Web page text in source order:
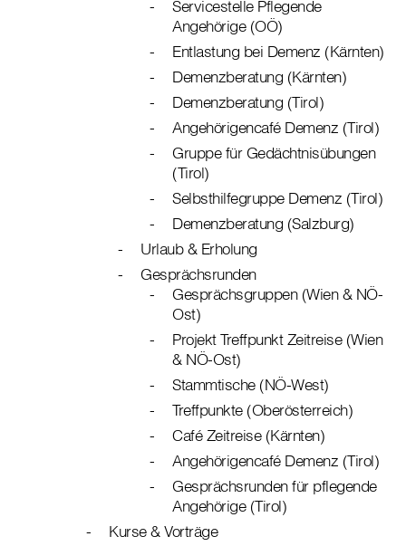
Servicestelle Pflegende
Angehörige (OÖ)
Entlastung bei Demenz (Kärnten)
Demenzberatung (Kärnten)
Demenzberatung (Tirol)
Angehörigencafé Demenz (Tirol)
Gruppe für Gedächtnisübungen
(Tirol)
Selbsthilfegruppe Demenz (Tirol)
Demenzberatung (Salzburg)
Urlaub & Erholung
Gesprächsrunden
Gesprächsgruppen (Wien & NÖ-
Ost)
Projekt Treffpunkt Zeitreise (Wien
& NÖ-Ost)
Stammtische (NÖ-West)
Treffpunkte (Oberösterreich)
Café Zeitreise (Kärnten)
Angehörigencafé Demenz (Tirol)
Gesprächsrunden für pflegende
Angehörige (Tirol)
Kurse & Vorträge